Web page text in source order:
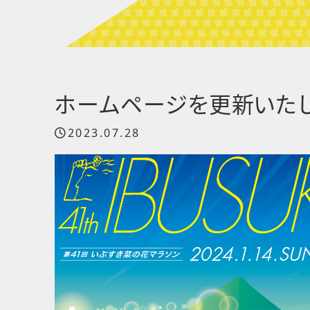
ホームページを更新いた
2023.07.28